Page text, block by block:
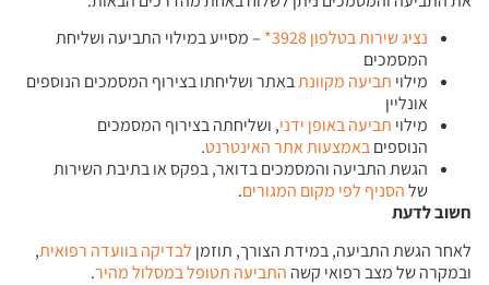
נציג שירות בטלפון 3928*
– מסייע במילוי התביעה ושליחת
המסמכים
מילוי תביעה מקוונתבאתר ושליחתו בצירוף המסמכים הנוספים
אונליין
מילוי תביעה באופן ידני, ושליחתה בצירוף המסמכים
הנוספיםבאמצעות אתר האינטרנט.
הגשת התביעה והמסמכים בדואר, בפקס או בתיבת השירות
שלהסניף לפי מקום המגורים.
חשוב לדעת
לאחר הגשת התביעה, במידת הצורך, תוזמן לבדיקה בוועדה רפואית,
ובמקרה של מצב רפואי קשה התביעה תטופל במסלול מהיר.